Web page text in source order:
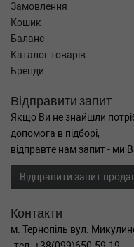
Замовлення
Кошик
Баланс
Каталог товарів
Бренди
Відправити запит
Якщо Ви не знайшли
допомога в підборі,
відправте нам запит -
Відправити запит
Контакти
м. Тернопіль вул.